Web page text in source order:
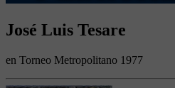
José Luis Tesare
en Torneo Metropolitano 1977